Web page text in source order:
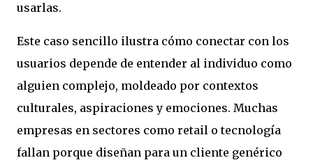
usarlas.
Este caso sencillo ilustra cómo conectar con los
usuarios depende de entender al individuo como
alguien complejo, moldeado por contextos
culturales, aspiraciones y emociones. Muchas
empresas en sectores como retail o tecnología
fallan porque diseñan para un cliente genérico